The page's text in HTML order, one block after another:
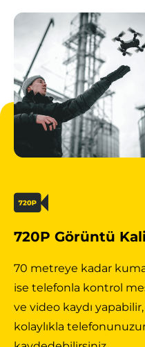
720P Görüntü
70 metreye kadar
ise telefonla kontrol
ve video kaydı
kolaylıkla